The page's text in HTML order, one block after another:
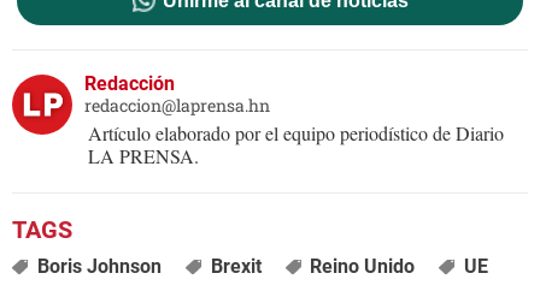
Redacción
redaccion@laprensa.hn
Artículo elaborado por el equipo periodístico de Diario
LA PRENSA.
Boris Johnson Brexit Reino Unido UE